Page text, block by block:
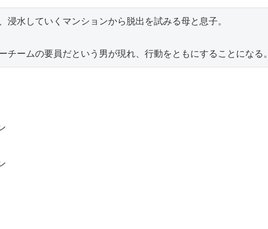
浸水していくマンションから脱出を試みる母と息子。
チームの要員だという男が現れ、行動をともにすることになる。